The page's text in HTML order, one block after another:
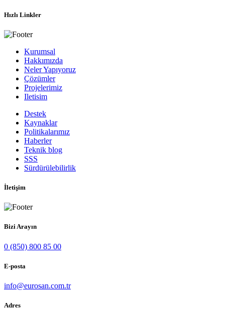
Hızlı Linkler
Kurumsal
Hakkımızda
Neler Yapıyoruz
Çözümler
Projelerimiz
Iletisim
Destek
Kaynaklar
Politikalarımız
Haberler
Teknik blog
SSS
Sürdürülebilirlik
İletişim
Bizi Arayın
0 (850) 800 85 00
E-posta
info@eurosan.com.tr
Adres